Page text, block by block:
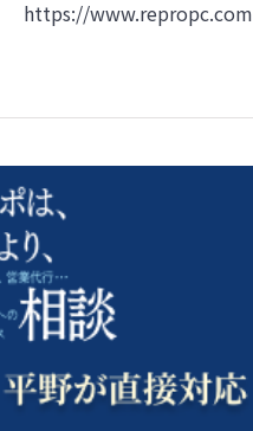
https://www.repropc.com